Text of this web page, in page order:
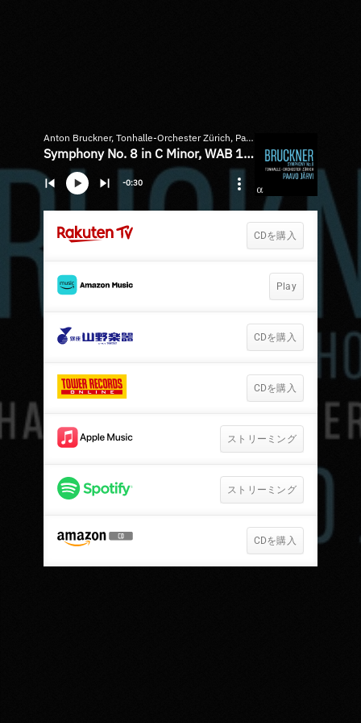
Anton Bruckner, Tonhalle-Orchester Zürich, Paavo Järvi
Symphony No. 8 in C Minor, WAB 108 (Novak 1890 Version): I. Allegro moderato
-0:30
CDを購入
Play
CDを購入
CDを購入
ストリーミング
ストリーミング
CDを購入